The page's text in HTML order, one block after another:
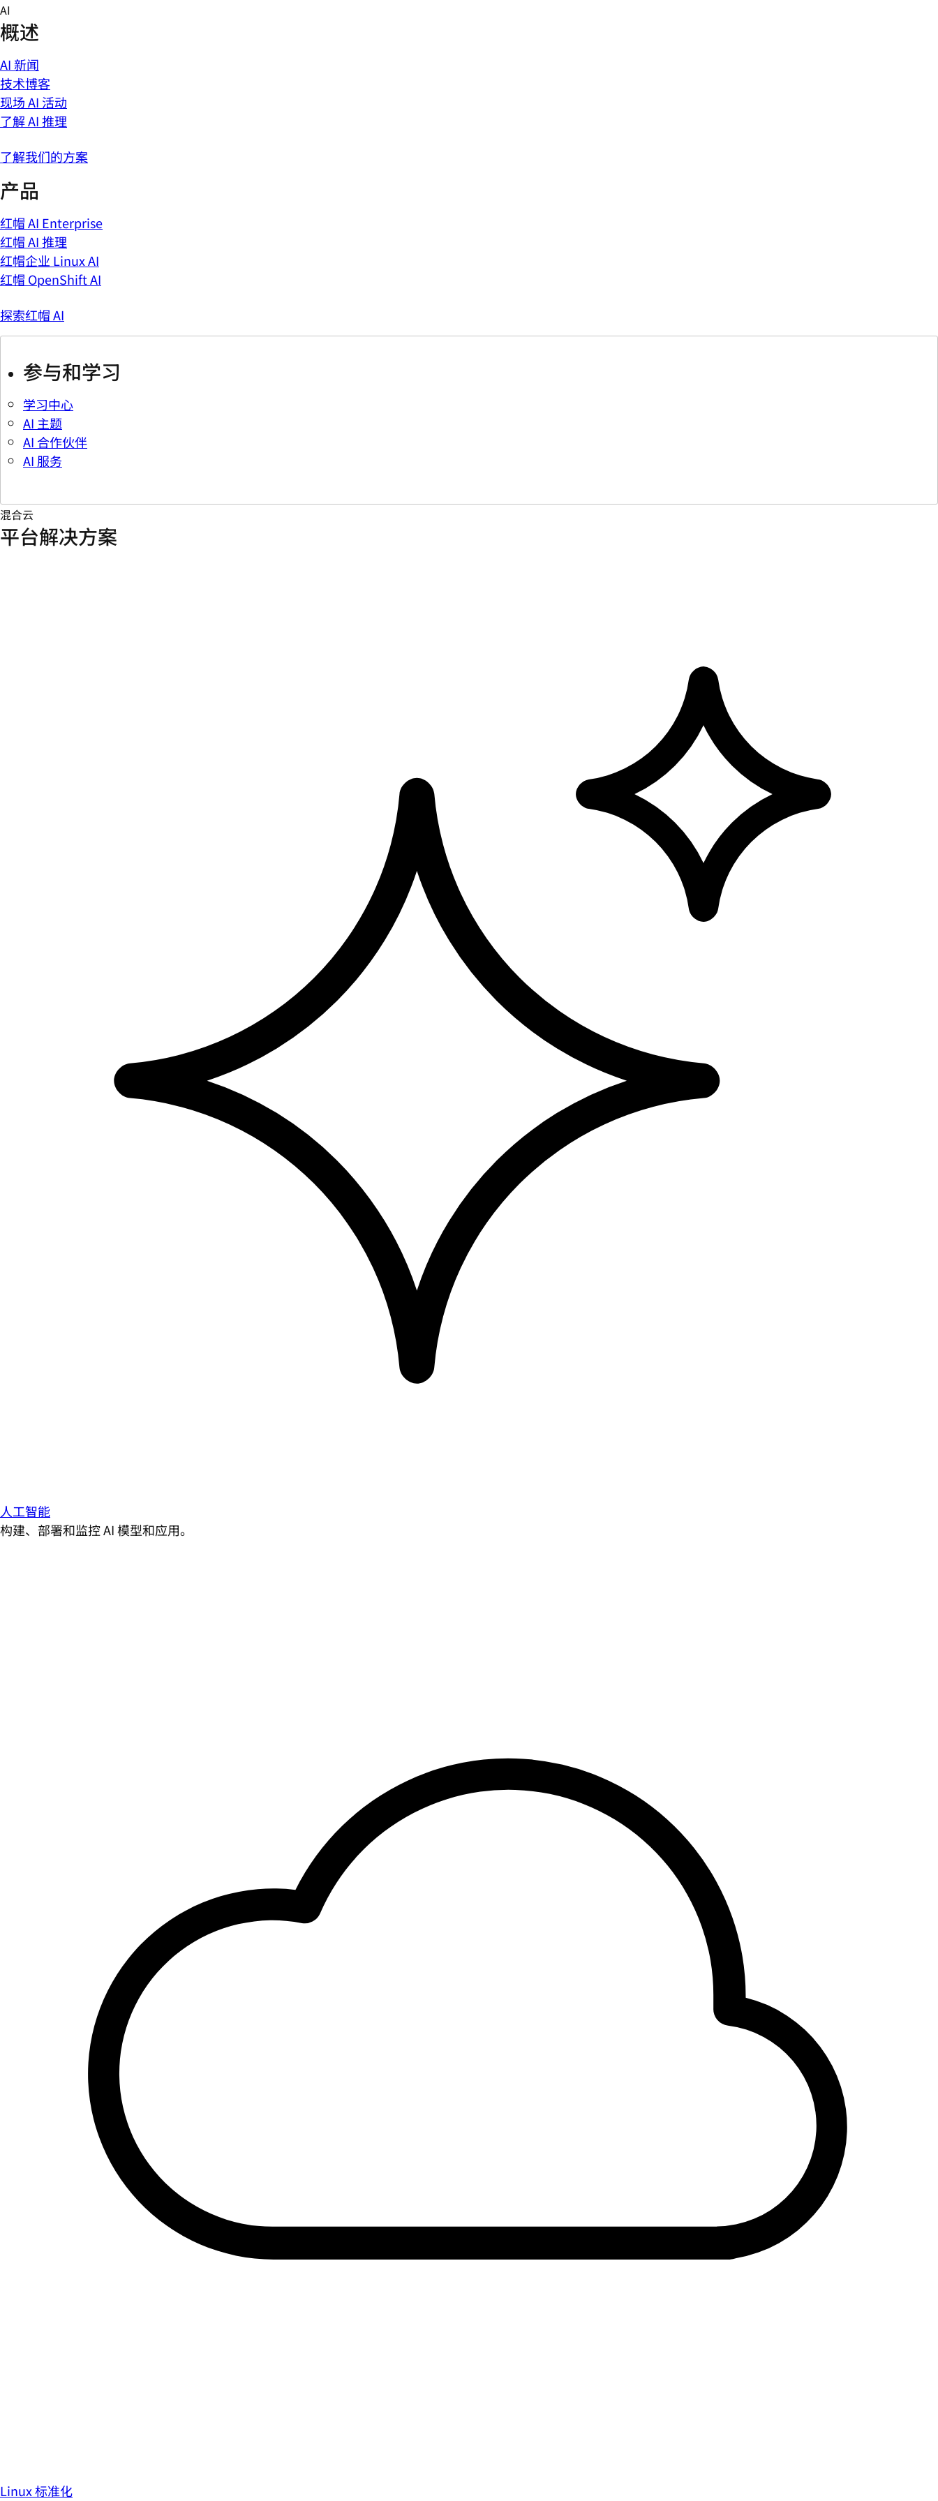
Skip
to
content
AI
概述
AI 新闻
技术博客
现场 AI 活动
了解 AI 推理
了解我们的方案
产品
红帽 AI Enterprise
红帽 AI 推理
红帽企业 Linux AI
红帽 OpenShift AI
探索红帽 AI
参与和学习
学习中心
AI 主题
AI 合作伙伴
AI 服务
混合云
平台解决方案
人工智能
构建、部署和监控 AI 模型和应用。
Linux 标准化